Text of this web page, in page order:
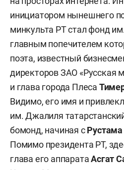
инициатором нынешнего
минкульта РТ стал фонд
главным попечителем
поэта, известный
директоров ЗАО «Русская
и глава города Плеса
Видимо, его имя и
им. Джалиля
бомонд, начиная с
Помимо президента РТ,
глава его аппаратаАсгат